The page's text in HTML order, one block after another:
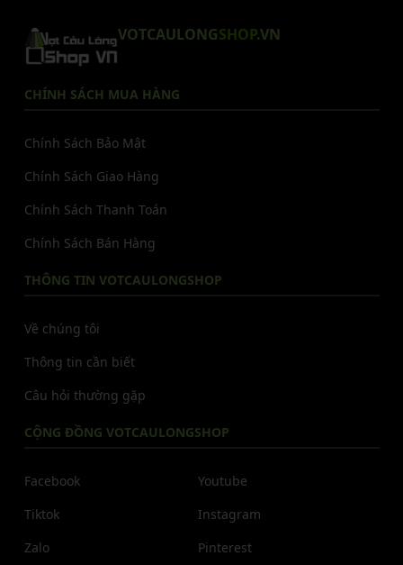
VOTCAULONGSHOP.VN
CHÍNH SÁCH MUA HÀNG
Chính Sách Bảo Mật
Chính Sách Giao Hàng
Chính Sách Thanh Toán
Chính Sách Bán Hàng
THÔNG TIN VOTCAULONGSHOP
Về chúng tôi
Thông tin cần biết
Câu hỏi thường gặp
CỘNG ĐỒNG VOTCAULONGSHOP
Facebook
Tiktok
Zalo
Youtube
Instagram
Pinterest